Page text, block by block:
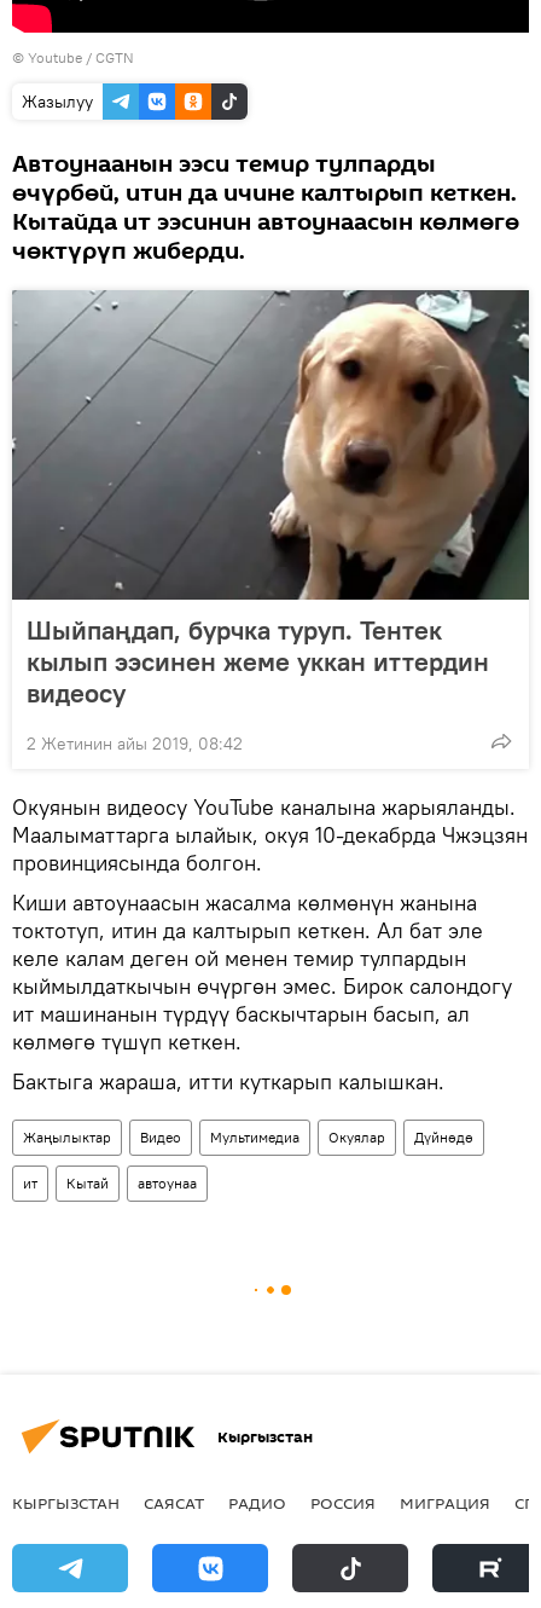
© Youtube / CGTN
Жазылуу
Автоунаанын ээси темир тулпарды
өчүрбөй, итин да ичине калтырып кеткен.
Кытайда ит ээсинин автоунаасын көлмөгө
чөктүрүп жиберди.
Шыйпаңдап, бурчка туруп. Тентек
кылып ээсинен жеме уккан иттердин
видеосу
2 Жетинин айы 2019, 08:42
Окуянын видеосу YouTube каналына жарыяланды.
Маалыматтарга ылайык, окуя 10-декабрда Чжэцзян
провинциясында болгон.
Киши автоунаасын жасалма көлмөнүн жанына
токтотуп, итин да калтырып кеткен. Ал бат эле
келе калам деген ой менен темир тулпардын
кыймылдаткычын өчүргөн эмес. Бирок салондогу
ит машинанын түрдүү баскычтарын басып, ал
көлмөгө түшүп кеткен.
Бактыга жараша, итти куткарып калышкан.
Жаңылыктар Видео Мультимедиа Окуялар Дүйнөдө
ит Кытай автоунаа
Кыргызстан
КЫРГЫЗСТАН САЯСАТ РАДИО РОССИЯ МИГРАЦИЯ